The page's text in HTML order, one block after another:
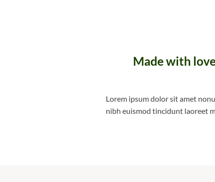
Made with
Lorem ipsum dolor sit amet
nibh euismod tincidunt laoreet